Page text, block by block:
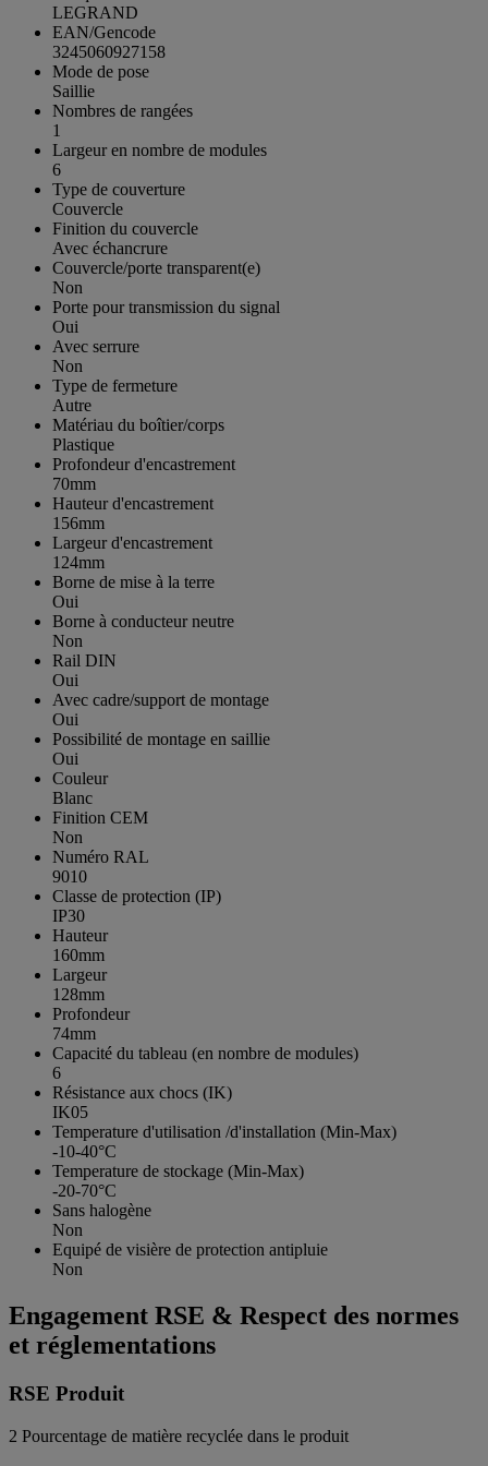
LEGRAND
EAN/Gencode
3245060927158
Mode de pose
Saillie
Nombres de rangées
1
Largeur en nombre de modules
6
Type de couverture
Couvercle
Finition du couvercle
Avec échancrure
Couvercle/porte transparent(e)
Non
Porte pour transmission du signal
Oui
Avec serrure
Non
Type de fermeture
Autre
Matériau du boîtier/corps
Plastique
Profondeur d'encastrement
70mm
Hauteur d'encastrement
156mm
Largeur d'encastrement
124mm
Borne de mise à la terre
Oui
Borne à conducteur neutre
Non
Rail DIN
Oui
Avec cadre/support de montage
Oui
Possibilité de montage en saillie
Oui
Couleur
Blanc
Finition CEM
Non
Numéro RAL
9010
Classe de protection (IP)
IP30
Hauteur
160mm
Largeur
128mm
Profondeur
74mm
Capacité du tableau (en nombre de modules)
6
Résistance aux chocs (IK)
IK05
Temperature d'utilisation /d'installation (Min-Max)
-10-40°C
Temperature de stockage (Min-Max)
-20-70°C
Sans halogène
Non
Equipé de visière de protection antipluie
Non
Engagement RSE & Respect des normes
et réglementations
RSE Produit
2 Pourcentage de matière recyclée dans le produit